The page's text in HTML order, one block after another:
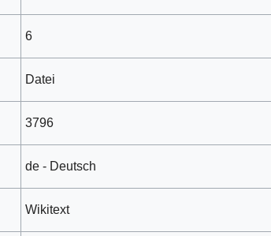
6
Datei
3796
de - Deutsch
Wikitext